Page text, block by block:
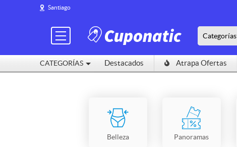
Santiago
CATEGORÍAS
Categorías
Destacados Atrapa Ofertas
Belleza Panoramas